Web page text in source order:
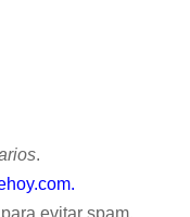
.
evitar spam.